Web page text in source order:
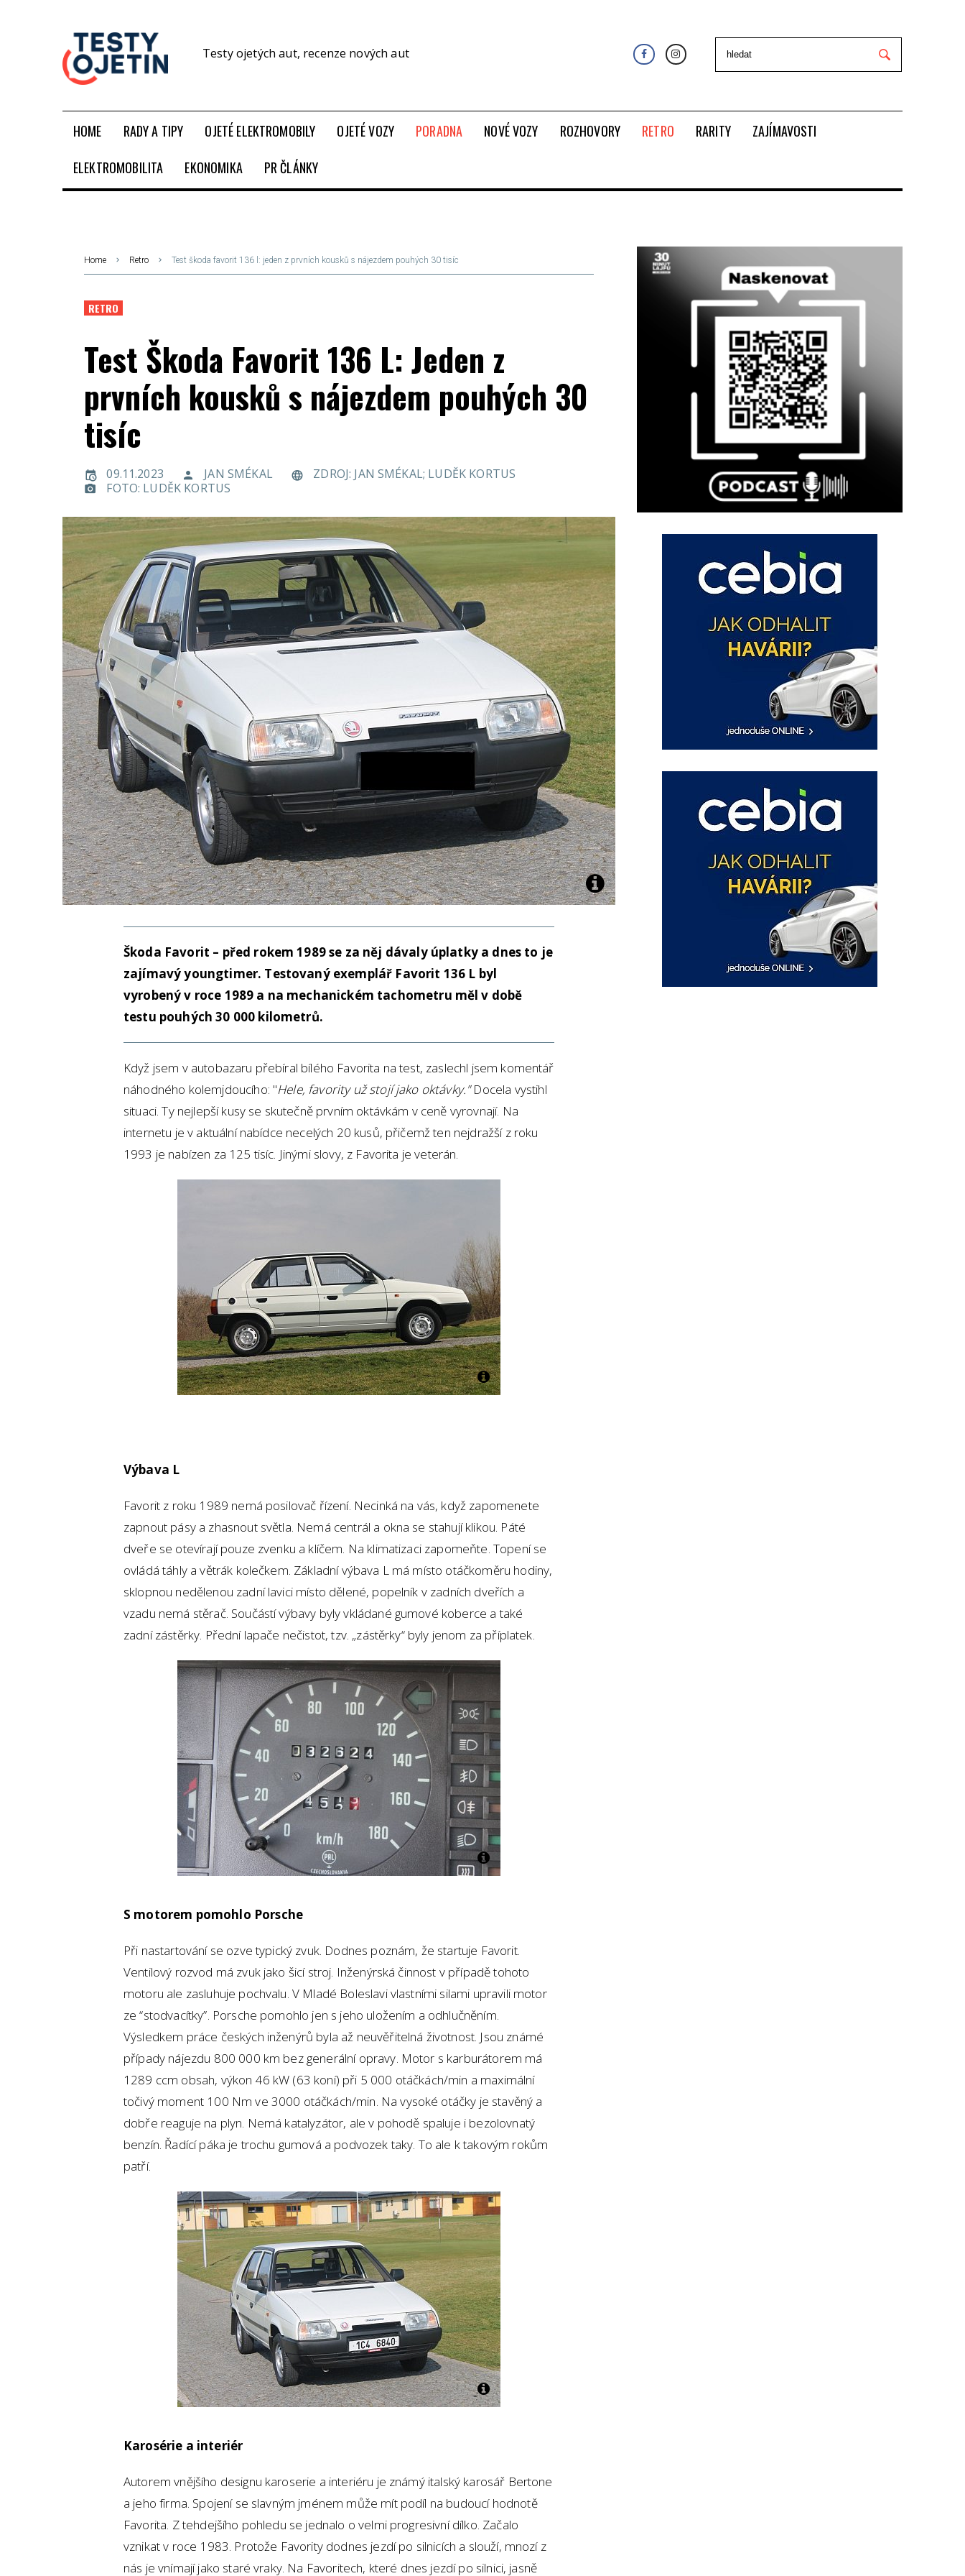
Testy ojetých aut, recenze nových aut
HOME RADY A TIPY OJETÉ ELEKTROMOBILY OJETÉ VOZY PORADNA NOVÉ VOZY ROZHOVORY RETRO RARITY
ZAJÍMAVOSTI
ELEKTROMOBILITA
EKONOMIKA PR ČLÁNKY
Home Retro Test škoda favorit 136 l: jeden z prvních kousků s nájezdem pouhých 30 tisíc
RETRO
Test Škoda Favorit 136 L: Jeden z
prvních kousků s nájezdem pouhých 30
tisíc
09.11.2023 JAN SMÉKAL
ZDROJ: JAN SMÉKAL; LUDĚK KORTUS
FOTO: LUDĚK KORTUS
Škoda Favorit – před rokem 1989 se za něj dávaly úplatky a dnes to je
zajímavý youngtimer. Testovaný exemplář Favorit 136 L byl
vyrobený v roce 1989 a na mechanickém tachometru měl v době
testu pouhých 30 000 kilometrů.
Když jsem v autobazaru přebíral bílého Favorita na test, zaslechl jsem komentář
náhodného kolemjdoucího: "Hele, favority už stojí jako oktávky."Docela vystihl
situaci. Ty nejlepší kusy se skutečně prvním oktávkám v ceně vyrovnají. Na
internetu je v aktuální nabídce necelých 20 kusů, přičemž ten nejdražší z roku
1993 je nabízen za 125 tisíc. Jinými slovy, z Favorita je veterán.
Výbava L
Favorit z roku 1989 nemá posilovač řízení. Necinká na vás, když zapomenete
zapnout pásy a zhasnout světla. Nemá centrál a okna se stahují klikou. Páté
dveře se otevírají pouze zvenku a klíčem. Na klimatizaci zapomeňte. Topení se
ovládá táhly a větrák kolečkem. Základní výbava L má místo otáčkoměru hodiny,
sklopnou nedělenou zadní lavici místo dělené, popelník v zadních dveřích a
vzadu nemá stěrač. Součástí výbavy byly vkládané gumové koberce a také
zadní zástěrky. Přední lapače nečistot, tzv. „zástěrky“ byly jenom za příplatek.
S motorem pomohlo Porsche
Při nastartování se ozve typický zvuk. Dodnes poznám, že startuje Favorit.
Ventilový rozvod má zvuk jako šicí stroj. Inženýrská činnost v případě tohoto
motoru ale zasluhuje pochvalu. V Mladé Boleslavi vlastními silami upravili motor
ze “stodvacítky”. Porsche pomohlo jen s jeho uložením a odhlučněním.
Výsledkem práce českých inženýrů byla až neuvěřitelná životnost. Jsou známé
případy nájezdu 800 000 km bez generální opravy. Motor s karburátorem má
1289 ccm obsah, výkon 46 kW (63 koní) při 5 000 otáčkách/min a maximální
točivý moment 100 Nm ve 3000 otáčkách/min. Na vysoké otáčky je stavěný a
dobře reaguje na plyn. Nemá katalyzátor, ale v pohodě spaluje i bezolovnatý
benzín. Řadící páka je trochu gumová a podvozek taky. To ale k takovým rokům
patří.
Karosérie a interiér
Autorem vnějšího designu karoserie a interiéru je známý italský karosář Bertone
a jeho firma. Spojení se slavným jménem může mít podíl na budoucí hodnotě
Favorita. Z tehdejšího pohledu se jednalo o velmi progresivní dílko. Začalo
vznikat v roce 1983. Protože Favority dodnes jezdí po silnicích a slouží, mnozí z
nás je vnímají jako staré vraky. Na Favoritech, které dnes jezdí po silnici, jasně